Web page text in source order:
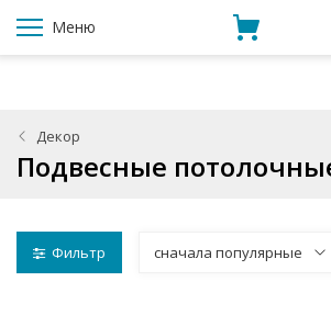
Меню
Декор
Подвесные
Фильтр сначала популярные